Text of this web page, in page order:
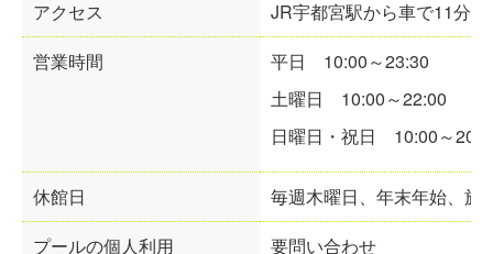
アクセス
JR宇都宮駅から車で11分
営業時間
平日 10:00～23:30
土曜日 10:00～22:00
日曜日・祝日 10:00～
休館日
毎週木曜日、年末年始、施
プールの個人利用
要問い合わせ